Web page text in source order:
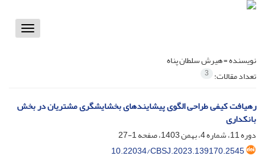
Toggle
نویسنده =هیرش سلطان پناه
تعداد مقالات: 3
رهیافت کیفی طراحی الگوی پیشایندهای بخشایشگری مشتریان در بخش
بانکداری
دوره 11، شماره 4، بهمن 1403، صفحه
1-27
10.22034/CBSJ.2023.139170.2545